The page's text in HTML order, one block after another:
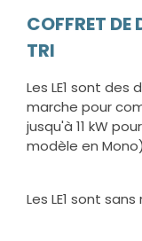
COFFRET DE
TRI
Les LE1 sont des
marche pour
jusqu'à 11 kW
modèle en
Les LE1 sont